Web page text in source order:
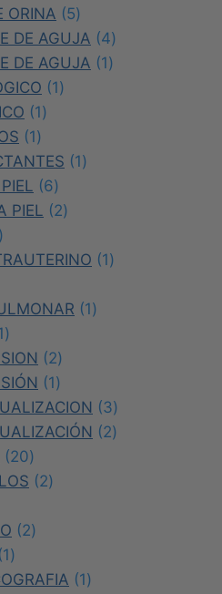
ORINA 55
productos
DE AGUJA 44
productos
DE AGUJA 11
11
11
11
producto
11
66
productos
PIEL 22
3
11
11
11
productos
22
productos
11
producto
33
productos
22
2020
productos
22
22
11
producto
11